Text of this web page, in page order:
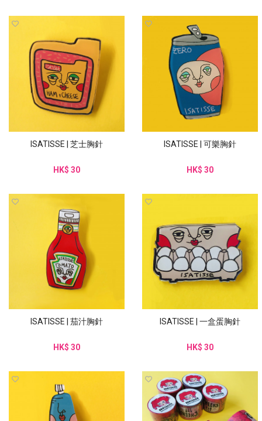
ISATISSE | 芝士胸針
HK$ 30
ISATISSE | 可樂胸針
HK$ 30
ISATISSE | 茄汁胸針
HK$ 30
ISATISSE | 一盒蛋胸針
HK$ 30